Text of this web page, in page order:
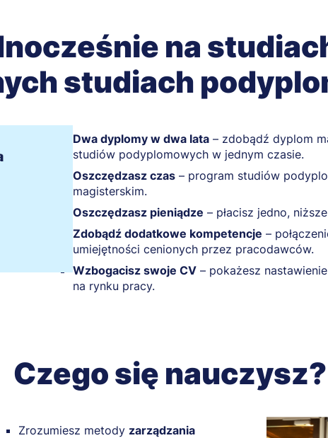
na
studiach
Dwa dyplomy w dwa lata – zdobądź dyplom
studiów podyplomowych w jednym czasie.
Oszczędzasz czas – program studiów
magisterskim.
Oszczędzasz pieniądze – płacisz jedno,
Zdobądź dodatkowe kompetencje –
umiejętności cenionych przez pracodawców.
Wzbogacisz swoje CV – pokażesz
na rynku pracy.
Czego się nauczysz?
Zrozumiesz metody zarządzania